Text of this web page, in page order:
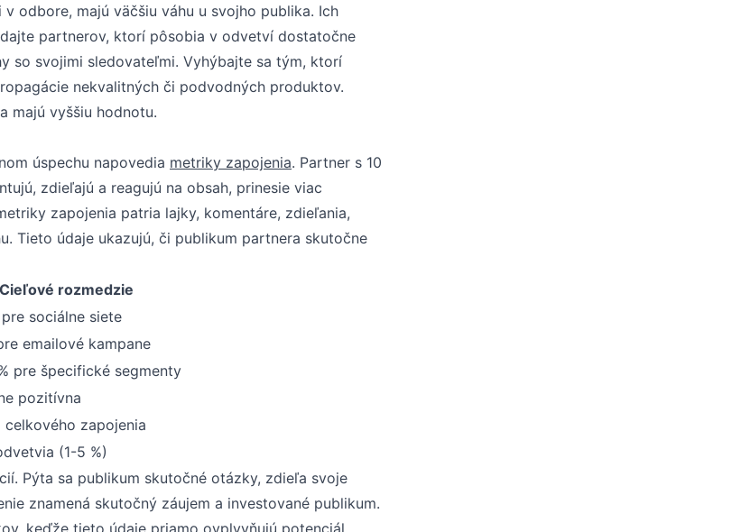
odbore, majú väčšiu váhu u svojho publika. Ich
partnerov, ktorí pôsobia v odvetví dostatočne
so svojimi sledovateľmi. Vyhýbajte sa tým, ktorí
nekvalitných či podvodných produktov.
majú vyššiu hodnotu.
úspechu napovedia metriky zapojenia. Partner s 10
zdieľajú a reagujú na obsah, prinesie viac
zapojenia patria lajky, komentáre, zdieľania,
Tieto údaje ukazujú, či publikum partnera skutočne
Cieľové rozmedzie
sociálne siete
emailové kampane
pre špecifické segmenty
pozitívna
celkového zapojenia
(1-5 %)
Pýta sa publikum skutočné otázky, zdieľa svoje
znamená skutočný záujem a investované publikum.
keďže tieto údaje priamo ovplyvňujú potenciál